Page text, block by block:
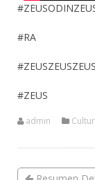
#RA
#ZEUSZEUSZEUS
#ZEUS
admin